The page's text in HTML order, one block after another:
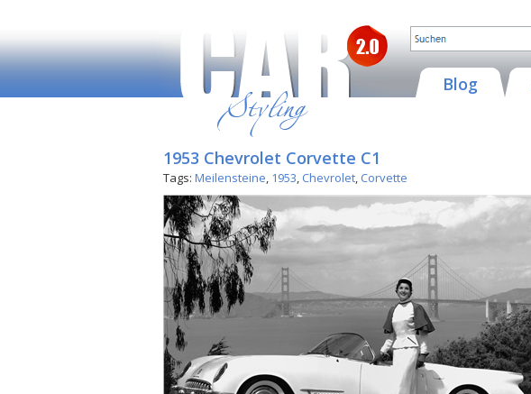
Blog
1953 Chevrolet Corvette C1
Tags: Meilensteine, 1953, Chevrolet, Corvette